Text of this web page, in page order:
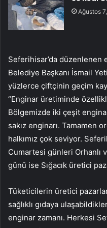
Ağustos
Seferihisar’da düzenlenen
Belediye Başkanı İsmail
yüzlerce çiftçinin geçim
“Enginar üretiminde
Bölgemizde iki çeşit
sakız enginarı. Tamamen
halkımız çok seviyor.
Cumartesi günleri Orhanlı
günü ise Sığacık üretici
Tüketicilerin üretici
sağlıklı gıdaya
enginar zamanı. Herkesi